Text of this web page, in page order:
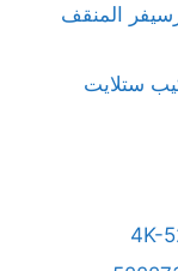
المنقف
ستلايت